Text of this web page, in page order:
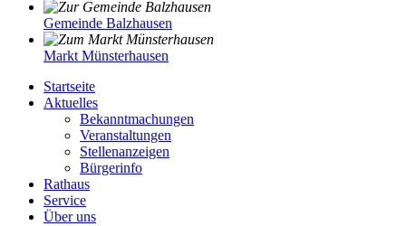
Gemeinde Balzhausen
Markt Münsterhausen
Startseite
Aktuelles
Bekanntmachungen
Veranstaltungen
Stellenanzeigen
Bürgerinfo
Rathaus
Service
Über uns